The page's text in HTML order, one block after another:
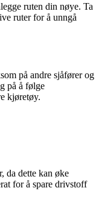
ruten din nøye. Ta
ruter for å unngå
på andre sjåfører og
på å følge
kjøretøy.
da dette kan øke
for å spare drivstoff